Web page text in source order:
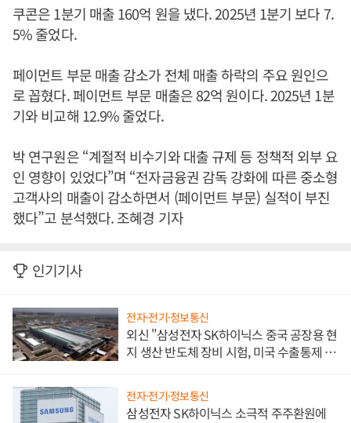
쿠콘은 1분기 매출 160억 원을 냈다. 2025년 1분기 보다 7.
5% 줄었다.
페이먼트 부문 매출 감소가 전체 매출 하락의 주요 원인으
로 꼽혔다. 페이먼트 부문 매출은 82억 원이다. 2025년 1분
기와 비교해 12.9% 줄었다.
박 연구원은 “계절적 비수기와 대출 규제 등 정책적 외부 요
인 영향이 있었다”며 “전자금융권 감독 강화에 따른 중소형
고객사의 매출이 감소하면서 (페이먼트 부문) 실적이 부진
했다”고 분석했다. 조혜경 기자
인기기사
전자·전기·정보통신
외신 "삼성전자 SK하이닉스 중국 공장용 현
지 생산 반도체 장비 시험, 미국 수출통제 대
전자·전기·정보통신
삼성전자 SK하이닉스 소극적 주주환원에